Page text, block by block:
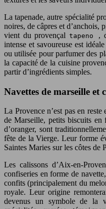
La tapenade, autre spécialité
noires, de câpres et d’anchois,
vient du provençal tapeno ,
intense et savoureuse est
ou utilisée pour parfumer des
la capacité de la cuisine
partir d’ingrédients simples.
Navettes de marseille et
La Provence n’est pas en
de Marseille, petits biscuits
d’oranger, sont
fête de la Vierge. Leur forme
Saintes Maries sur les côtes de
Les calissons d’Aix-en-
confiseries en forme de
confits (principalement du
royale. Leur origine
devenus un symbole de la